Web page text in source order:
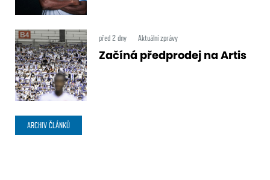
před 2 dny Aktuální zprávy
Začíná předprodej na Artis
ARCHIV ČLÁNKŮ